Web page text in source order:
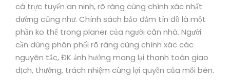
cá trực tuyến an ninh, rõ ràng cùng chính xác nhất
dường cũng như. Chính sách bảo đảm tín đồ là một
phần ko thể trong planer của người căn nhà. Người
cần dùng phân phối rõ ràng cùng chính xác các
nguyên tắc, ĐK ảnh hưởng mang lại thanh toán giao
dịch, thưởng, trách nhiệm cùng lợi quyền của mỗi bên.